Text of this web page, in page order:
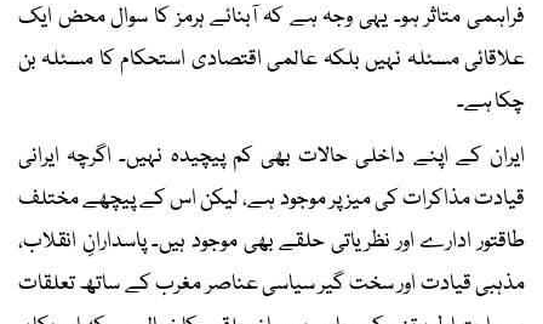
فراہمی متاثر ہو۔ یہی وجہ ہے کہ آبنائے ہرمز کا سوال محض ایک
علاقائی مسئلہ نہیں بلکہ عالمی اقتصادی استحکام کا مسئلہ بن
چکا ہے۔
ایران کے اپنے داخلی حالات بھی کم پیچیدہ نہیں۔ اگرچہ ایرانی
قیادت مذاکرات کی میز پر موجود ہے، لیکن اس کے پیچھے مختلف
طاقتور ادارے اور نظریاتی حلقے بھی موجود ہیں۔ پاسدارانِ انقلاب،
مذہبی قیادت اور سخت گیر سیاسی عناصر مغرب کے ساتھ تعلقات